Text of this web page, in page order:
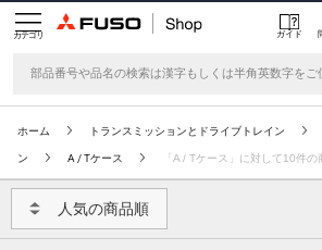
カテゴリ ガイド
ホーム トランスミッションとドライブトレイン
ン A / Tケース 「A / Tケース」に対して10件
人気の商品順